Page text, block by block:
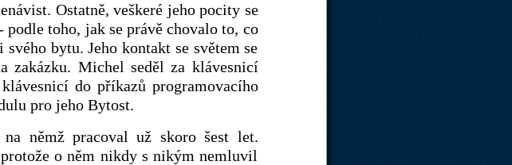
Ostatně, veškeré jeho pocity se
toho, jak se právě chovalo to, co
bytu. Jeho kontakt se světem se
zakázku. Michel seděl za klávesnicí
do příkazů programovacího
pro jeho Bytost.
němž pracoval už skoro šest let.
o něm nikdy s nikým nemluvil